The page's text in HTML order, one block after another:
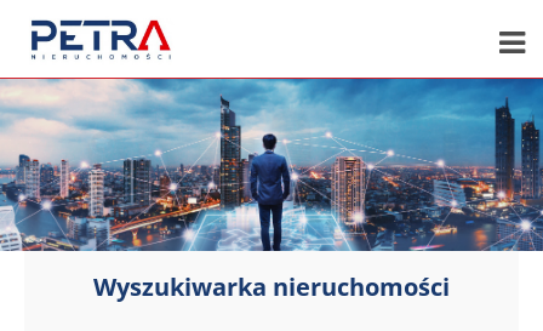
Wyszukiwarka nieruchomości